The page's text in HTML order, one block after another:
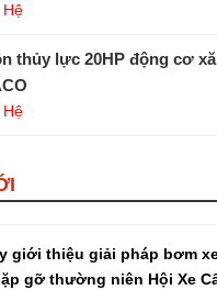
Hệ
thủy lực 20HP động cơ
Hệ
giới thiệu giải pháp bơm
gỡ thường niên Hội Xe